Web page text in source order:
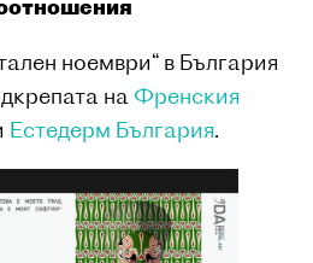
ноември“ в България
на Френския
Естедерм България.